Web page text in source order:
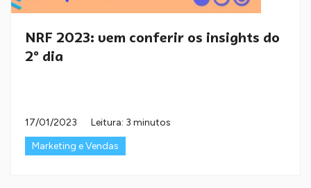
NRF 2023: vem conferir os insights do
2º dia
17/01/2023
Leitura: 3 minutos
Marketing e Vendas